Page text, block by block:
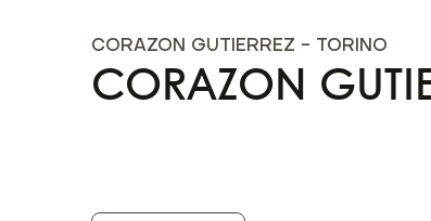
CORAZON GUTIERREZ - TORINO
CORAZON